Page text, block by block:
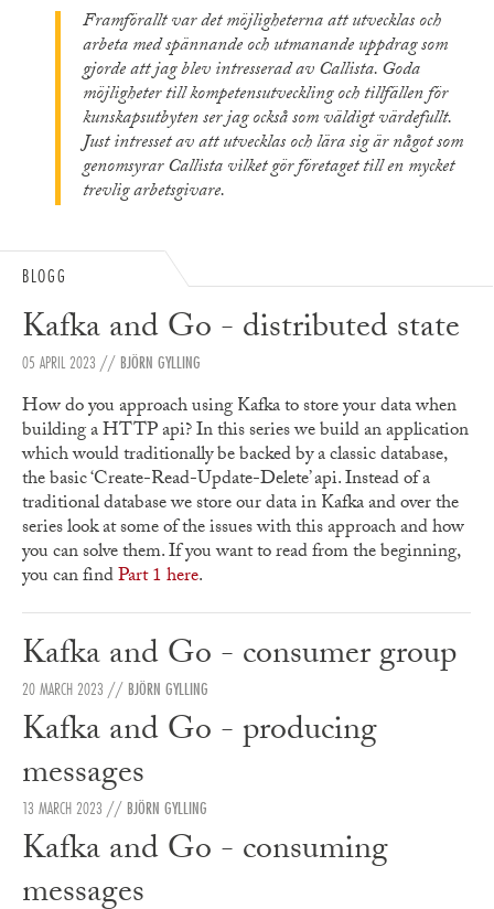
Framförallt var det möjligheterna att utvecklas och
arbeta med spännande och utmanande uppdrag som
gjorde att jag blev intresserad av Callista. Goda
möjligheter till kompetensutveckling och tillfällen för
kunskapsutbyten ser jag också som väldigt värdefullt.
Just intresset av att utvecklas och lära sig är något som
genomsyrar Callista vilket gör företaget till en mycket
trevlig arbetsgivare.
BLOGG
Kafka and Go - distributed state
05 APRIL 2023 // BJÖRN GYLLING
How do you approach using Kafka to store your data when
building a HTTP api? In this series we build an application
which would traditionally be backed by a classic database,
the basic ‘Create-Read-Update-Delete’ api. Instead of a
traditional database we store our data in Kafka and over the
series look at some of the issues with this approach and how
you can solve them. If you want to read from the beginning,
you can findPart 1 here.
Kafka and Go - consumer group
20 MARCH 2023 // BJÖRN GYLLING
Kafka and Go - producing
messages
13 MARCH 2023 // BJÖRN GYLLING
Kafka and Go - consuming
messages